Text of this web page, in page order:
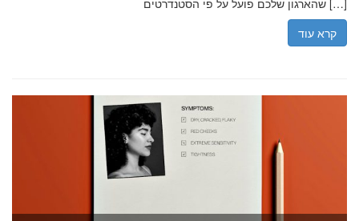
שהארגון שלכם פועל על פי הסטנדרטים […]
קרא עוד